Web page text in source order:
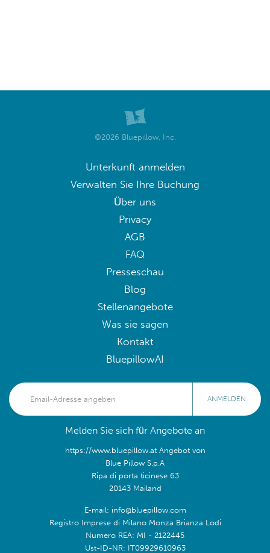
©2026 Bluepillow, Inc.
Unterkunft anmelden
Verwalten Sie Ihre Buchung
Über uns
Privacy
AGB
FAQ
Presseschau
Blog
Stellenangebote
Was sie sagen
Kontakt
BluepillowAI
ANMELDEN
Melden Sie sich für Angebote an
https://www.bluepillow.at Angebot von
Blue Pillow S.p.A
Ripa di porta ticinese 63
20143 Mailand
E-mail: info@bluepillow.com
Registro Imprese di Milano Monza Brianza Lodi
Numero REA: MI - 2122445
Ust-ID-NR: IT09929610963